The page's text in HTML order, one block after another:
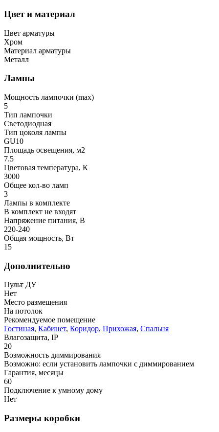
Цвет и материал
Цвет арматуры
Хром
Материал арматуры
Металл
Лампы
Мощность лампочки (max)
5
Тип лампочки
Светодиодная
Тип цоколя лампы
GU10
Площадь освещения, м2
7.5
Цветовая температура, К
3000
Общее кол-во ламп
3
Лампы в комплекте
В комплект не входят
Напряжение питания, В
220-240
Общая мощность, Вт
15
Дополнительно
Пульт ДУ
Нет
Место размещения
На потолок
Рекомендуемое помещение
Гостиная, Кабинет, Коридор, Прихожая, Спальня
Влагозащита, IP
20
Возможность диммирования
Возможно: если установить лампочки с диммированием
Гарантия, месяцы
60
Подключение к умному дому
Нет
Размеры коробки